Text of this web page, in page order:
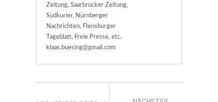
Zeitung, Saarbrücker Zeitung,
Südkurier, Nürnberger
Nachrichten, Flensburger
Tageblatt, Freie Presse, etc.
klaas.buesing@gmail.com